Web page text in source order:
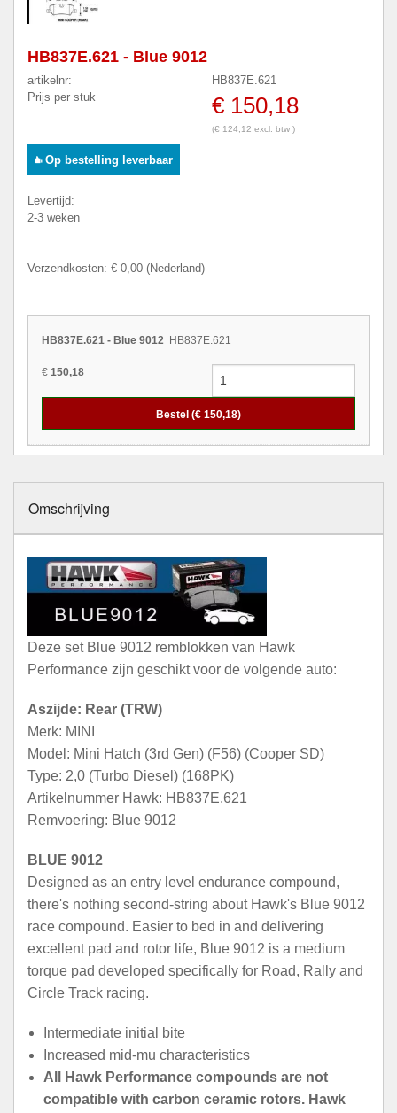
HB837E.621 - Blue 9012
artikelnr:
HB837E.621
Prijs per stuk
€ 150,18
(€ 124,12 excl. btw )
Op bestelling leverbaar
Levertijd:
2-3 weken
Verzendkosten: € 0,00 (Nederland)
HB837E.621 - Blue 9012 HB837E.621
€ 150,18
Bestel (€ 150,18)
Omschrijving
Deze set Blue 9012 remblokken van Hawk
Performance zijn geschikt voor de volgende auto:
Aszijde: Rear (TRW)
Merk: MINI
Model: Mini Hatch (3rd Gen) (F56) (Cooper SD)
Type: 2,0 (Turbo Diesel) (168PK)
Artikelnummer Hawk: HB837E.621
Remvoering: Blue 9012
BLUE 9012
Designed as an entry level endurance compound,
there's nothing second-string about Hawk's Blue 9012
race compound. Easier to bed in and delivering
excellent pad and rotor life, Blue 9012 is a medium
torque pad developed specifically for Road, Rally and
Circle Track racing.
Intermediate initial bite
Increased mid-mu characteristics
All Hawk Performance compounds are not
compatible with carbon ceramic rotors. Hawk